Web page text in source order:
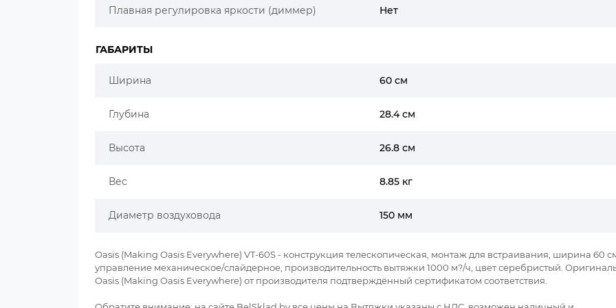
Плавная регулировка яркости (диммер) Нет
ГАБАРИТЫ
Ширина 60 см
Глубина 28.4 см
Высота 26.8 см
Вес 8.85 кг
Диаметр воздуховода 150 мм
Oasis (Making Oasis Everywhere) VT-60S - конструкция телескопическая, монтаж для встраивания, ширина 60
управление механическое/слайдерное, производительность вытяжки 1000 м?/ч, цвет серебристый.
Oasis (Making Oasis Everywhere) от производителя подтверждённый сертификатом соответствия.